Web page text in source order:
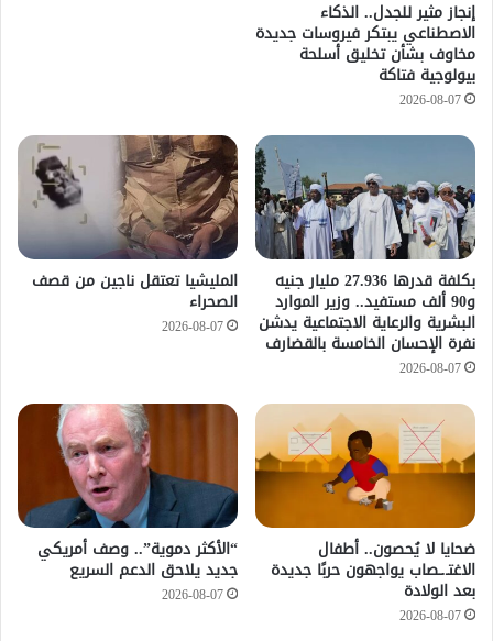
إنجاز مثير للجدل.. الذكاء
الاصطناعي يبتكر فيروسات جديدة
مخاوف بشأن تخليق أسلحة
بيولوجية فتاكة
2026-08-07
​بكلفة قدرها 27.936 مليار جنيه
و90 ألف مستفيد.. وزير الموارد
البشرية والرعاية الاجتماعية يدشن
نفرة الإحسان الخامسة بالقضارف
2026-08-07
المليشيا تعتقل ناجين من قصف
الصحراء
2026-08-07
ضحايا لا يُحصون.. أطفال
الاغتـ.ـصاب يواجهون حربًا جديدة
بعد الولادة
2026-08-07
“الأكثر دموية”.. وصف أمريكي
جديد يلاحق الدعم السريع
2026-08-07